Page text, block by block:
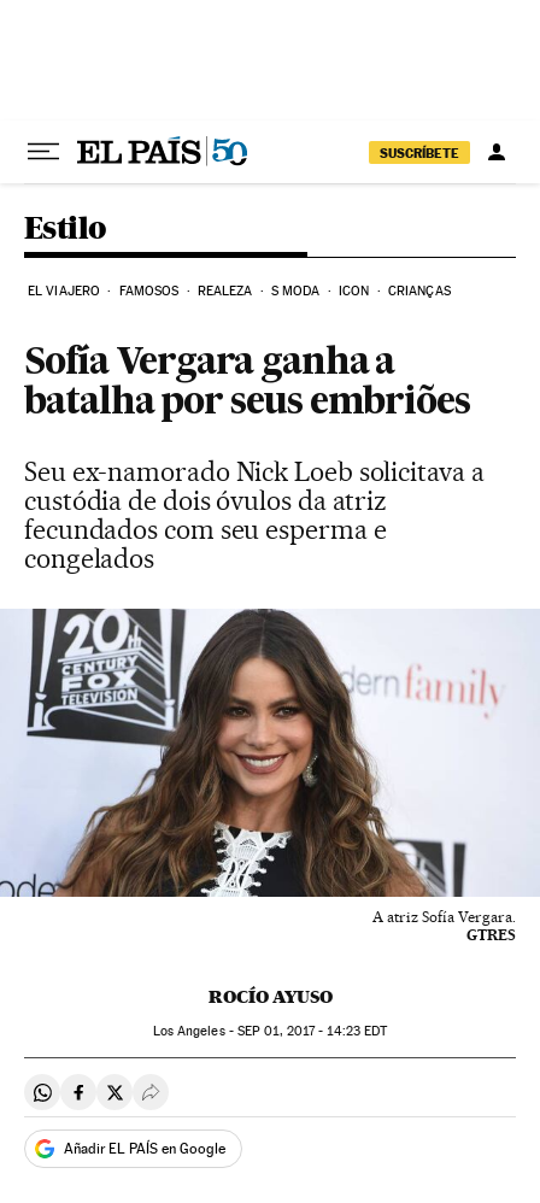
SUSCRÍBETE
Estilo
EL VIAJERO FAMOSOS REALEZA S MODA ICON CRIANÇAS
Sofía Vergara ganha a
batalha por seus embriões
Seu ex-namorado Nick Loeb solicitava a
custódia de dois óvulos da atriz
fecundados com seu esperma e
congelados
A atriz Sofía Vergara.
GTRES
ROCÍO AYUSO
Los Angeles - SEP 01, 2017 - 14:23 EDT
Compartir en Whatsapp
Compartir en Facebook
Compartir en Twitter
Desplegar Redes Sociales
Añadir EL PAÍS en Google